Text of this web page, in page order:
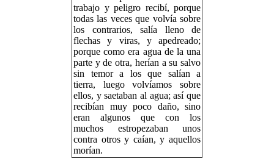
trabajo y peligro recibí, porque
todas las veces que volvía sobre
los contrarios, salía lleno de
flechas y viras, y apedreado;
porque como era agua de la una
parte y de otra, herían a su salvo
sin temor a los que salían a
tierra, luego volvíamos sobre
ellos, y saetaban al agua; así que
recibían muy poco daño, sino
eran algunos que con los
muchos estropezaban unos
contra otros y caían, y aquellos
morían.